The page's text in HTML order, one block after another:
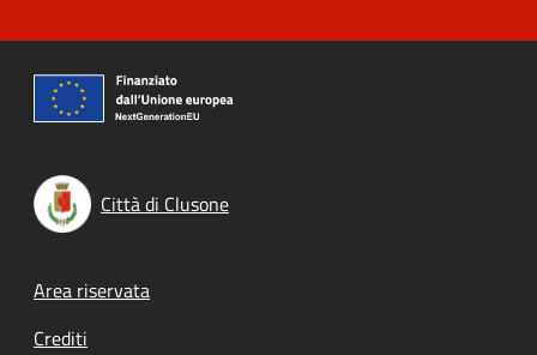
Città di Clusone
Footer menu
Area riservata
Crediti